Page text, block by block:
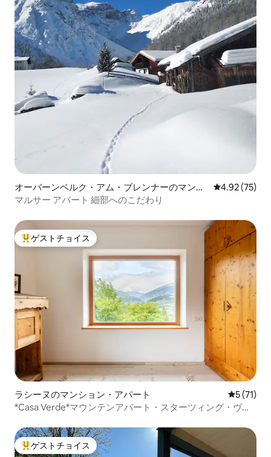
オーバーンベルク・アム・ブレンナーのマンシ
ョン・アパート
レビュー75
4.92 (75)
マルサー アパート 細部へのこだわり
大好評のゲストチョイスです。
ゲストチョイス
ラシーヌのマンション・アパート レビュー
5 (71)
*Casa Verde*マウンテンアパート・スターツィング・ヴィ
大好評のゲストチョイスです。
ゲストチョイス